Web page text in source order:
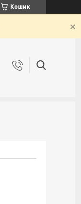
Кошик